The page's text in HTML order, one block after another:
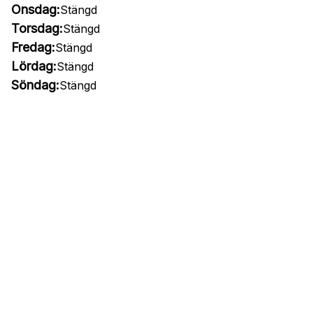
Onsdag:Stängd
Torsdag:Stängd
Fredag:Stängd
Lördag:Stängd
Söndag:Stängd